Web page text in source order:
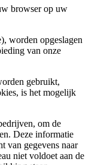
browser op uw
worden opgeslagen
van onze
gebruikt,
is het mogelijk
om de
Deze informatie
van gegevens naar
niet voldoet aan de